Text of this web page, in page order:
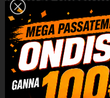
O gabinete permite a
nos padrões ATX/M-
disso, possibilita a
vídeo com até 340
processadores com